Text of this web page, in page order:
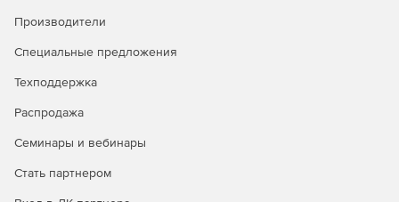
Менеджер объектов.
оформления чертежа предусмотрена
инструментальная палитра Менеджер объектов,
и объемы.
Специализированные инструменты.
Специализированные возможности обеспечиваются
Производители
Специальные предложения
Техподдержка
Распродажа
Семинары и вебинары
Стать партнером